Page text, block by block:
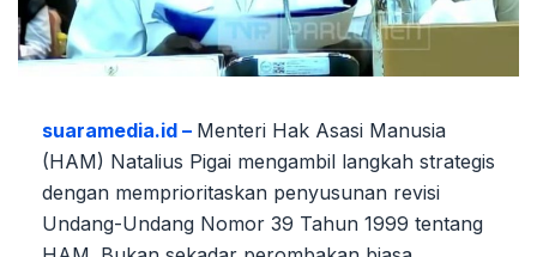
suaramedia.id – Menteri Hak Asasi Manusia
(HAM) Natalius Pigai mengambil langkah strategis
dengan memprioritaskan penyusunan revisi
Undang-Undang Nomor 39 Tahun 1999 tentang